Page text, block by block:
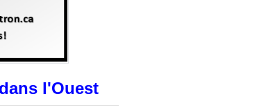
l'Ouest